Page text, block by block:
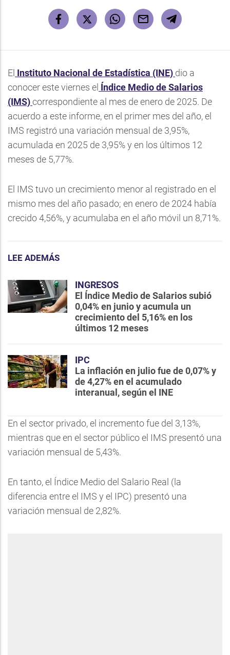
El Instituto Nacional de Estadística (INE) dio a
conocer este viernes el Índice Medio de Salarios
(IMS)correspondiente al mes de enero de 2025. De
acuerdo a este informe, en el primer mes del año, el
IMS registró una variación mensual de 3,95%,
acumulada en 2025 de 3,95% y en los últimos 12
meses de 5,77%.
El IMS tuvo un crecimiento menor al registrado en el
mismo mes del año pasado; en enero de 2024 había
crecido 4,56%, y acumulaba en el año móvil un 8,71%.
LEE ADEMÁS
INGRESOS
El Índice Medio de Salarios subió
0,04% en junio y acumula un
crecimiento del 5,16% en los
últimos 12 meses
IPC
La inflación en julio fue de 0,07% y
de 4,27% en el acumulado
interanual, según el INE
En el sector privado, el incremento fue del 3,13%,
mientras que en el sector público el IMS presentó una
variación mensual de 5,43%.
En tanto, el Índice Medio del Salario Real (la
diferencia entre el IMS y el IPC) presentó una
variación mensual de 2,82%.